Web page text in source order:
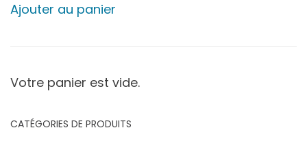
Ajouter au panier
Votre panier est vide.
CATÉGORIES DE PRODUITS